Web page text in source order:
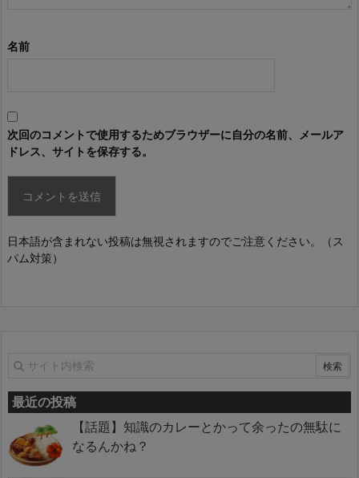
名前
次回のコメントで使用するためブラウザーに自分の名前、メールア
ドレス、サイトを保存する。
日本語が含まれない投稿は無視されますのでご注意ください。（ス
パム対策）
最近の投稿
【話題】知識のカレーとかって余ったの無駄に
なるんかね？